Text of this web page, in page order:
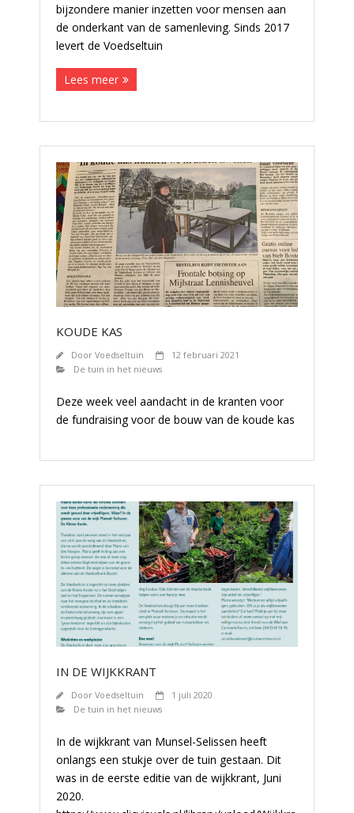
bijzondere manier inzetten voor mensen aan
de onderkant van de samenleving. Sinds 2017
levert de Voedseltuin
Lees meer
KOUDE KAS
Door Voedseltuin
12 februari 2021
De tuin in het nieuws
Deze week veel aandacht in de kranten voor
de fundraising voor de bouw van de koude kas
IN DE WIJKKRANT
Door Voedseltuin
1 juli 2020
De tuin in het nieuws
In de wijkkrant van Munsel-Selissen heeft
onlangs een stukje over de tuin gestaan. Dit
was in de eerste editie van de wijkkrant, Juni
2020.